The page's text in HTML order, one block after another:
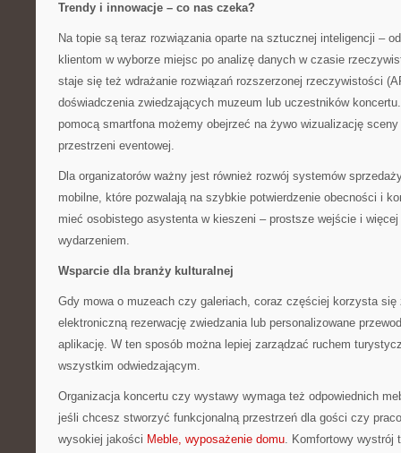
Trendy i innowacje – co nas czeka?
Na topie są teraz rozwiązania oparte na sztucznej inteligencji –
klientom w wyborze miejsc po analizę danych w czasie
staje się też wdrażanie rozwiązań rozszerzonej rzeczywistości
doświadczenia zwiedzających muzeum lub uczestników
pomocą smartfona możemy obejrzeć na żywo wizualizację
przestrzeni eventowej.
Dla organizatorów ważny jest również rozwój systemów
mobilne, które pozwalają na szybkie potwierdzenie obecności i
mieć osobistego asystenta w kieszeni – prostsze wejście i
wydarzeniem.
Wsparcie dla branży kulturalnej
Gdy mowa o muzeach czy galeriach, coraz częściej korzysta
elektroniczną rezerwację zwiedzania lub personalizowane
aplikację. W ten sposób można lepiej zarządzać ruchem
wszystkim odwiedzającym.
Organizacja koncertu czy wystawy wymaga też odpowiednich
jeśli chcesz stworzyć funkcjonalną przestrzeń dla gości czy
wysokiej jakości Meble, wyposażenie domu. Komfortowy wystrój